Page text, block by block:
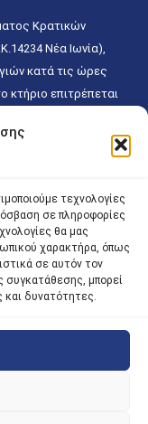
τεχνολογίες
σε πληροφορίες
θα μας
χαρακτήρα, όπως
σε αυτόν τον
συγκατάθεσης, μπορεί
και δυνατότητες.
Κρατικών
Νέα Ιωνία),
κατά τις ώρες
κτήριο επιτρέπεται
χρονικό ή άλλο
γραφείο του
βάσει των
συνωστισμού
και αναμονής του
κατόπιν